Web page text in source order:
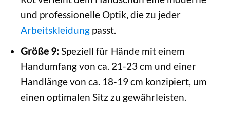
und professionelle Optik, die zu jeder
Arbeitskleidungpasst.
Größe 9:Speziell für Hände mit einem
Handumfang von ca. 21-23 cm und einer
Handlänge von ca. 18-19 cm konzipiert, um
einen optimalen Sitz zu gewährleisten.